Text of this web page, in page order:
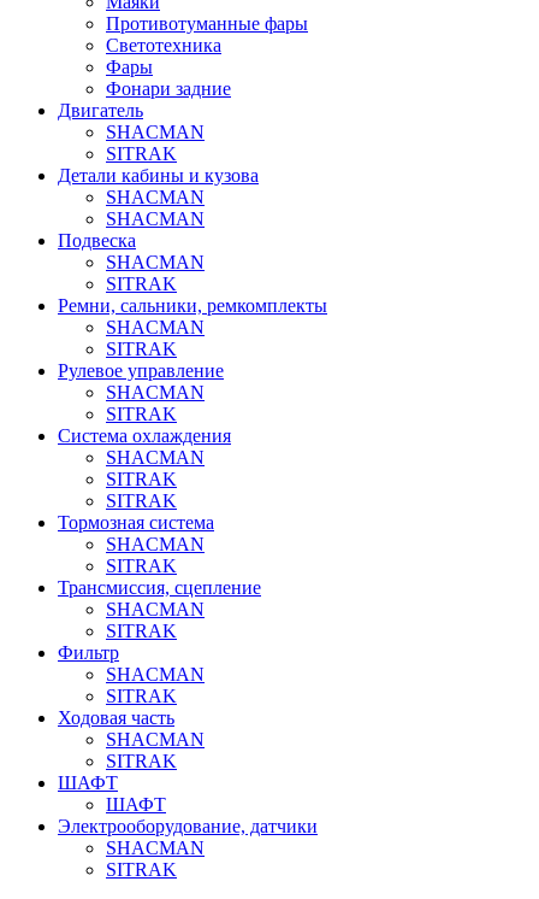
Противотуманные фары
Светотехника
Фары
Фонари задние
Двигатель
SHACMAN
SITRAK
Детали кабины и кузова
SHACMAN
SHACMAN
Подвеска
SHACMAN
SITRAK
Ремни, сальники, ремкомплекты
SHACMAN
SITRAK
Рулевое управление
SHACMAN
SITRAK
Система охлаждения
SHACMAN
SITRAK
SITRAK
Тормозная система
SHACMAN
SITRAK
Трансмиссия, сцепление
SHACMAN
SITRAK
Фильтр
SHACMAN
SITRAK
Ходовая часть
SHACMAN
SITRAK
ШАФТ
ШАФТ
Электрооборудование, датчики
SHACMAN
SITRAK